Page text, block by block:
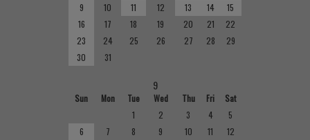
9
10 11 12 13 14
15
16
17 18 19 20 21
22
23
24 25 26 27 28
29
30
31
9
Sun Mon Tue Wed Thu Fri
Sat
1
2 3 4
5
6
7 8 9 10 11 12